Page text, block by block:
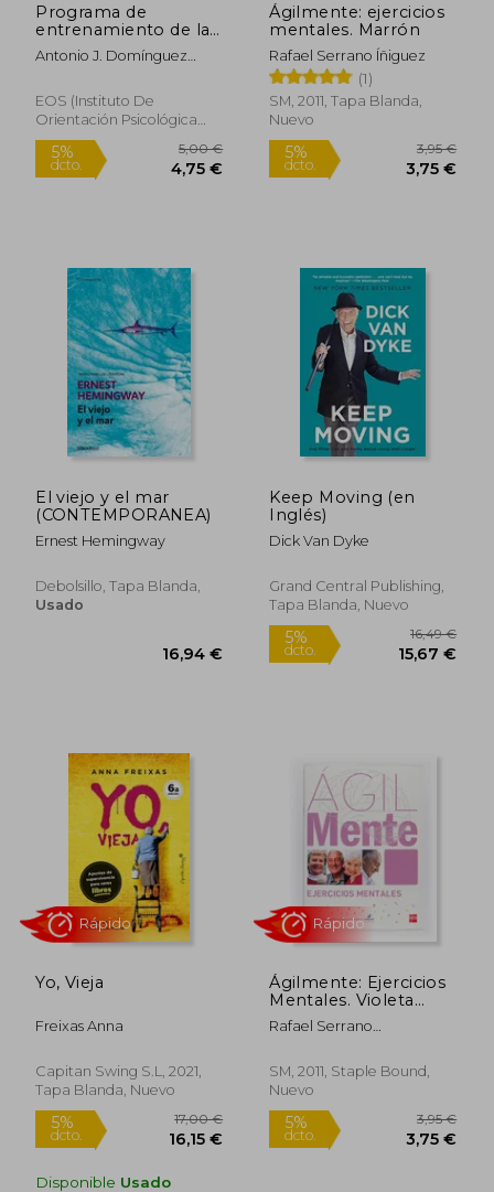
Programa de
entrenamiento de las
habilidades
cognitivas.
EMOCIONAL (EOS
PSICOLOGIA)
Antonio J. Domínguez
EOS (Instituto De
Orientación Psicológica
Asociados), Tapa Blanda,
Nuevo
5%
dcto.
Ágilmente: ejercicios
mentales. Marrón
Rafael Serrano Íñiguez
(1)
SM, 2011, Tapa Blanda,
Nuevo
5%
dcto.
El viejo y el mar
(CONTEMPORANEA)
Ernest Hemingway
Debolsillo, Tapa Blanda,
Usado
Keep Moving (en
Inglés)
Dick Van Dyke
Grand Central Publishing,
Tapa Blanda, Nuevo
5%
Yo, Vieja
Freixas Anna
Capitan Swing S.L, 2021,
Tapa Blanda, Nuevo
Disponible Usado
Ágilmente: Ejercicios
Mentales. Violeta
Claro
Rafael Serrano
Bernardo L&Oacute;Pez
G&Oacute;Mez
SM, 2011, Staple Bound,
Nuevo